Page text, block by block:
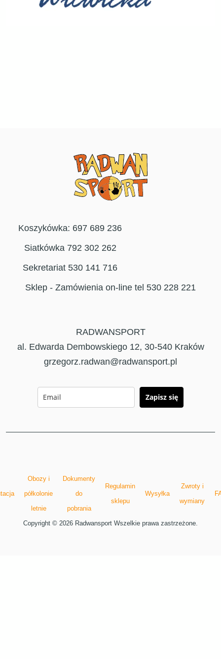
Koszykówka: 697 689 236
Siatkówka 792 302 262
Sekretariat 530 141 716
Sklep - Zamówienia on-line tel 530 228 221
RADWANSPORT
al. Edwarda Dembowskiego 12, 30-540 Kraków
grzegorz.radwan@radwansport.pl
Zapisz się
Obozy i
półkolonie
letnie
Dokumenty
do
pobrania
Regulamin
sklepu
Wysyłka
Zwroty i
wymiany
Copyright © 2026 Radwansport Wszelkie prawa zastrzeżone.